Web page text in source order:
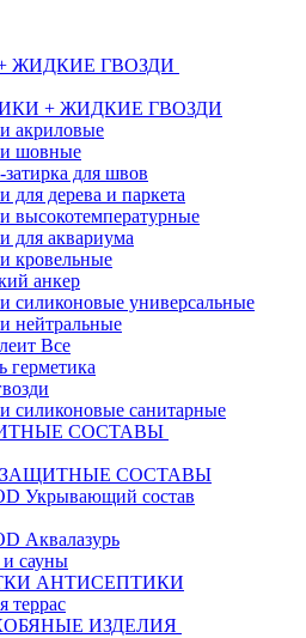
ЖИДКИЕ ГВОЗДИ
+ ЖИДКИЕ ГВОЗДИ
акриловые
шовные
затирка для швов
для дерева и паркета
высокотемпературные
для аквариума
кровельные
анкер
силиконовые универсальные
нейтральные
Все
герметика
силиконовые санитарные
СОСТАВЫ
СОСТАВЫ
Укрывающий состав
Аквалазурь
сауны
АНТИСЕПТИКИ
террас
ИЗДЕЛИЯ